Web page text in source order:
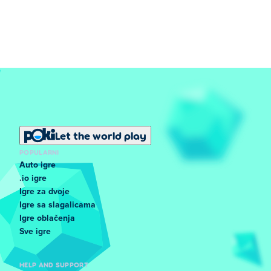
Let the world play
POPULARNI
Auto igre
.io igre
Igre za dvoje
Igre sa slagalicama
Igre oblačenja
Sve igre
HELP AND SUPPORT